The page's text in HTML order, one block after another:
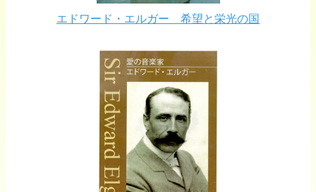
エドワード・エルガー 希望と栄光の国